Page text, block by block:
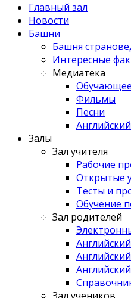
Главный зал
Новости
Башни
Башня
Интересные
Медиатека
Фильмы
Песни
Залы
Зал учителя
Рабочие
Открытые
Тесты и
Обучение
Зал родителей